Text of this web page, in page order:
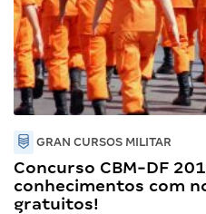
GRAN CURSOS MILITAR
Concurso CBM-DF
conhecimentos com
gratuitos!